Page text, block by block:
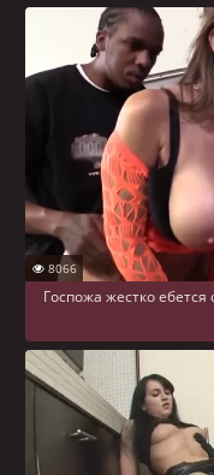
8066
Госпожа жестко ебется